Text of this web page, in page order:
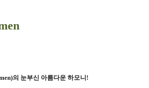
의 눈부신 아름다운 하모니 !